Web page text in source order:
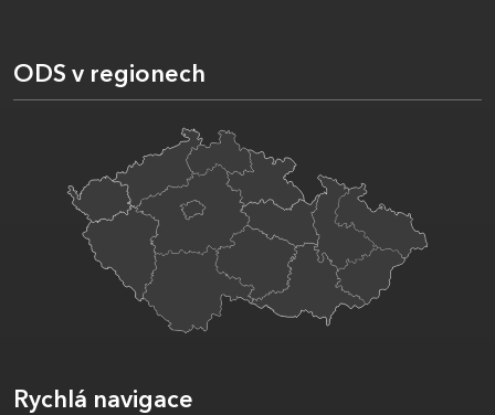
ODS v regionech
Rychlá navigace